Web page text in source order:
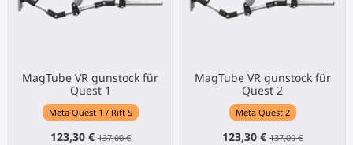
MagTube VR gunstock für
Quest 1
Meta Quest 1 / Rift S
123,30 € 137,00 €
MagTube VR gunstock für
Quest 2
Meta Quest 2
123,30 €137,00 €